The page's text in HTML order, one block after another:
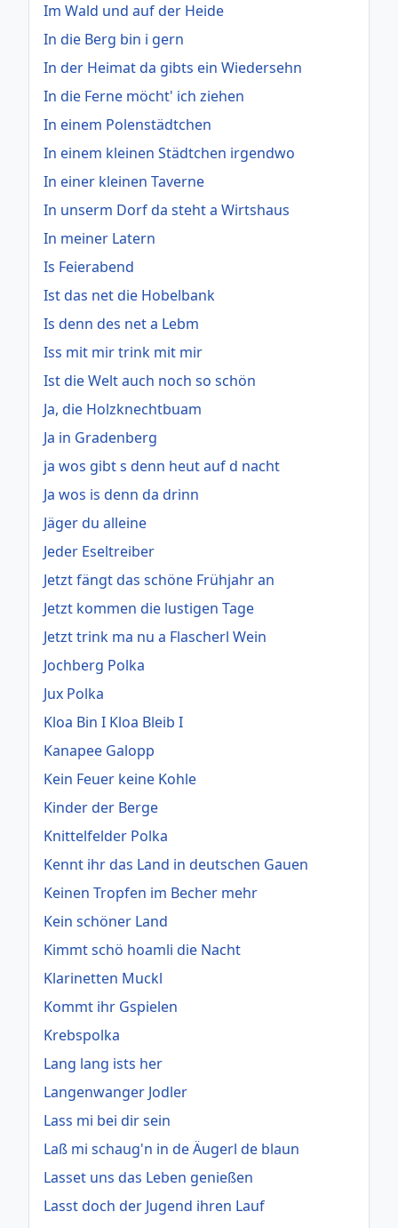
Im Wald und auf der Heide
In die Berg bin i gern
In der Heimat da gibts ein Wiedersehn
In die Ferne möcht' ich ziehen
In einem Polenstädtchen
In einem kleinen Städtchen irgendwo
In einer kleinen Taverne
In unserm Dorf da steht a Wirtshaus
In meiner Latern
Is Feierabend
Ist das net die Hobelbank
Is denn des net a Lebm
Iss mit mir trink mit mir
Ist die Welt auch noch so schön
Ja, die Holzknechtbuam
Ja in Gradenberg
ja wos gibt s denn heut auf d nacht
Ja wos is denn da drinn
Jäger du alleine
Jeder Eseltreiber
Jetzt fängt das schöne Frühjahr an
Jetzt kommen die lustigen Tage
Jetzt trink ma nu a Flascherl Wein
Jochberg Polka
Jux Polka
Kloa Bin I Kloa Bleib I
Kanapee Galopp
Kein Feuer keine Kohle
Kinder der Berge
Knittelfelder Polka
Kennt ihr das Land in deutschen Gauen
Keinen Tropfen im Becher mehr
Kein schöner Land
Kimmt schö hoamli die Nacht
Klarinetten Muckl
Kommt ihr Gspielen
Krebspolka
Lang lang ists her
Langenwanger Jodler
Lass mi bei dir sein
Laß mi schaug'n in de Äugerl de blaun
Lasset uns das Leben genießen
Lasst doch der Jugend ihren Lauf